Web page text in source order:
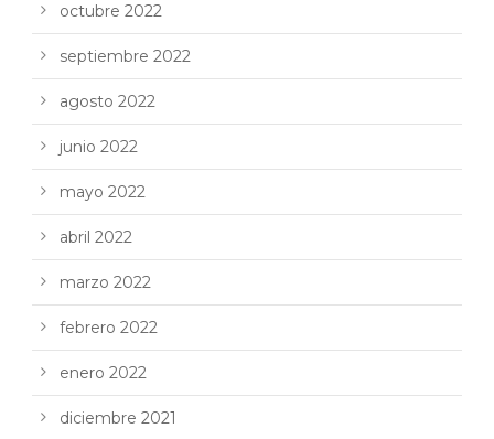
octubre 2022
septiembre 2022
agosto 2022
junio 2022
mayo 2022
abril 2022
marzo 2022
febrero 2022
enero 2022
diciembre 2021